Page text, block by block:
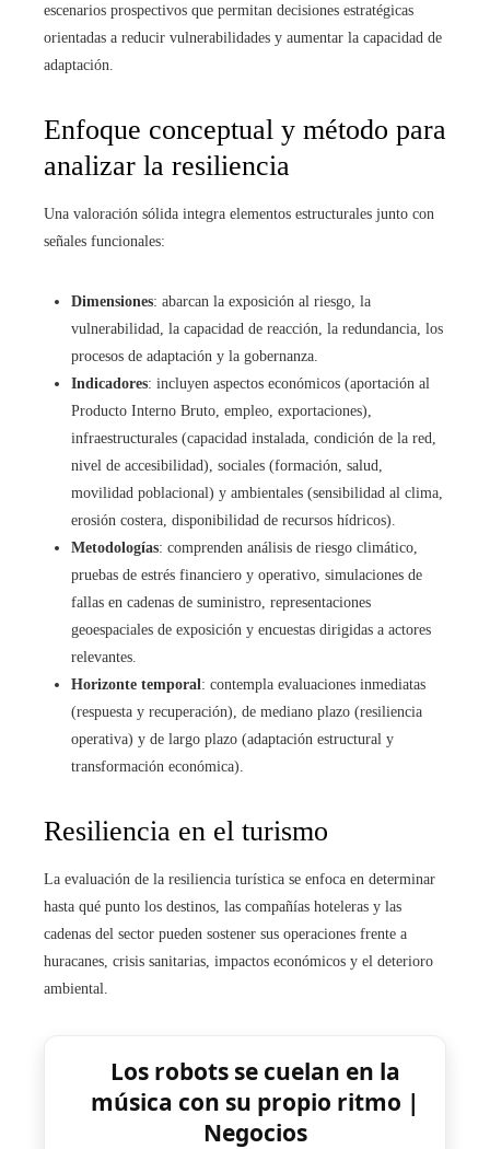
escenarios prospectivos que permitan decisiones estratégicas
orientadas a reducir vulnerabilidades y aumentar la capacidad de
adaptación.
Enfoque conceptual y método para
analizar la resiliencia
Una valoración sólida integra elementos estructurales junto con
señales funcionales:
Dimensiones: abarcan la exposición al riesgo, la
vulnerabilidad, la capacidad de reacción, la redundancia, los
procesos de adaptación y la gobernanza.
Indicadores: incluyen aspectos económicos (aportación al
Producto Interno Bruto, empleo, exportaciones),
infraestructurales (capacidad instalada, condición de la red,
nivel de accesibilidad), sociales (formación, salud,
movilidad poblacional) y ambientales (sensibilidad al clima,
erosión costera, disponibilidad de recursos hídricos).
Metodologías: comprenden análisis de riesgo climático,
pruebas de estrés financiero y operativo, simulaciones de
fallas en cadenas de suministro, representaciones
geoespaciales de exposición y encuestas dirigidas a actores
relevantes.
Horizonte temporal: contempla evaluaciones inmediatas
(respuesta y recuperación), de mediano plazo (resiliencia
operativa) y de largo plazo (adaptación estructural y
transformación económica).
Resiliencia en el turismo
La evaluación de la resiliencia turística se enfoca en determinar
hasta qué punto los destinos, las compañías hoteleras y las
cadenas del sector pueden sostener sus operaciones frente a
huracanes, crisis sanitarias, impactos económicos y el deterioro
ambiental.
Los robots se cuelan en la
música con su propio ritmo |
Negocios